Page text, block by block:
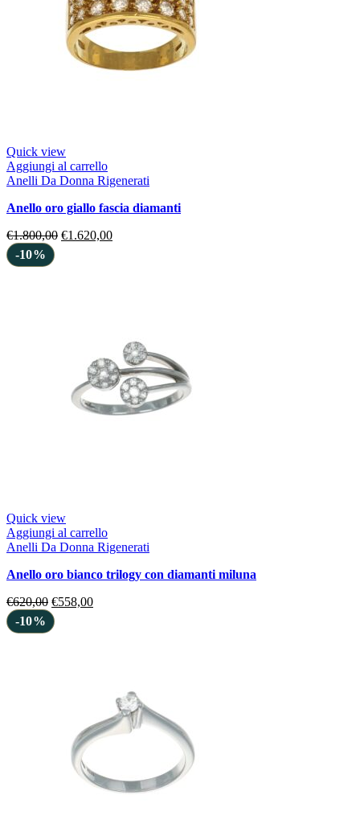
Quick view
Aggiungi al carrello
Anelli Da Donna Rigenerati
anello oro giallo fascia diamanti
€1.800,00 €1.620,00
-10%
Quick view
Aggiungi al carrello
Anelli Da Donna Rigenerati
anello oro bianco trilogy con diamanti miluna
€620,00 €558,00
-10%